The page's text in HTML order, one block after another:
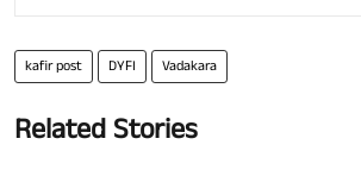
kafir post DYFI Vadakara
Related Stories